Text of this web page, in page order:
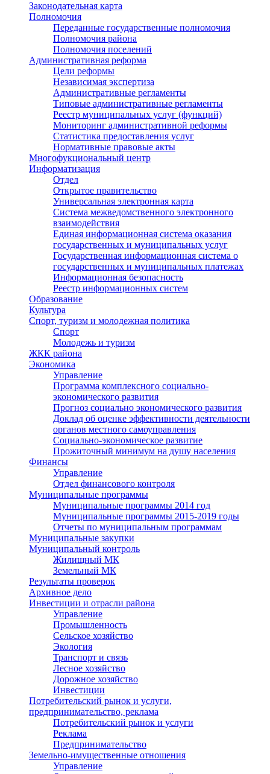
Законодательная карта
Полномочия
Переданные государственные полномочия
Полномочия района
Полномочия поселений
Административная реформа
Цели реформы
Независимая экспертиза
Административные регламенты
Типовые административные регламенты
Реестр муниципальных услуг (функций)
Мониторинг административной реформы
Статистика предоставления услуг
Нормативные правовые акты
Многофукциональный центр
Информатизация
Отдел
Открытое правительство
Универсальная электронная карта
Система межведомственного электронного
взаимодействия
Единая информационная система оказания
государственных и муниципальных услуг
Государственная информационная система о
государственных и муниципальных платежах
Информационная безопасность
Реестр информационных систем
Образование
Культура
Спорт, туризм и молодежная политика
Спорт
Молодежь и туризм
ЖКК района
Экономика
Управление
Программа комплексного социально-
экономического развития
Прогноз социально экономического развития
Доклад об оценке эффективности деятельности
органов местного самоуправления
Социально-экономическое развитие
Прожиточный минимум на душу населения
Финансы
Управление
Отдел финансового контроля
Муниципальные программы
Муниципальные программы 2014 год
Муниципальные программы 2015-2019 годы
Отчеты по муниципальным программам
Муниципальные закупки
Муниципальный контроль
Жилищный МК
Земельный МК
Результаты проверок
Архивное дело
Инвестиции и отрасли района
Управление
Промышленность
Сельское хозяйство
Экология
Транспорт и связь
Лесное хозяйство
Дорожное хозяйство
Инвестиции
Потребительский рынок и услуги,
предпринимательство, реклама
Потребительский рынок и услуги
Реклама
Предпринимательство
Земельно-имущественные отношения
Управление